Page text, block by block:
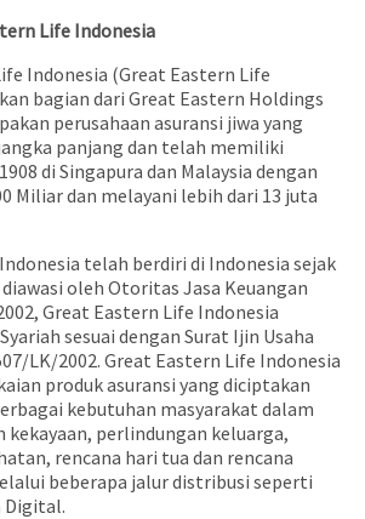
Life Indonesia
Indonesia (Great Eastern Life
bagian dari Great Eastern Holdings
perusahaan asuransi jiwa yang
panjang dan telah memiliki
di Singapura dan Malaysia dengan
Miliar dan melayani lebih dari 13 juta
telah berdiri di Indonesia sejak
oleh Otoritas Jasa Keuangan
Great Eastern Life Indonesia
sesuai dengan Surat Ijin Usaha
LK/2002. Great Eastern Life Indonesia
produk asuransi yang diciptakan
kebutuhan masyarakat dalam
kekayaan, perlindungan keluarga,
rencana hari tua dan rencana
beberapa jalur distribusi seperti
Digital.